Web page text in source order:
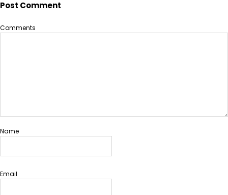
Post Comment
Comments
Name
Email